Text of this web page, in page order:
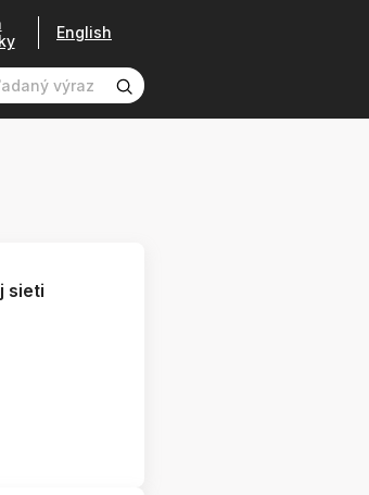
English
sieti